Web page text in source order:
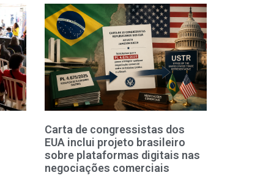
Carta de congressistas dos
EUA inclui projeto brasileiro
sobre plataformas digitais nas
negociações comerciais